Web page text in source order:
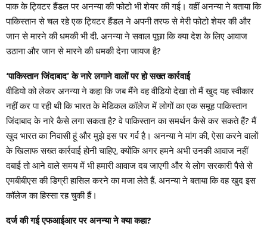
पाक के ट्विटर हैंडल पर अनन्या की फोटो भी शेयर की गई। वहीं अनन्या ने बताया कि
पाकिस्तान से चल रहे एक ट्विटर हैंडल ने अपनी तरफ से मेरी फोटो शेयर की और
जान से मारने की धमकी भी दी. अनन्या ने सवाल पूछा कि क्या देश के लिए आवाज
उठाना और जान से मारने की धमकी देना जायज है?
‘पाकिस्तान जिंदाबाद’ के नारे लगाने वालों पर हो सख्त कार्रवाई
वीडियो को लेकर अनन्या ने कहा कि जब मैंने वह वीडियो देखा तो मैं खुद यह स्वीकार
नहीं कर पा रही थी कि भारत के मेडिकल कॉलेज में लोगों का एक समूह पाकिस्तान
जिंदाबाद के नारे कैसे लगा सकता है? वे पाकिस्तान का समर्थन कैसे कर सकते हैं? मैं
खुद भारत का निवासी हूं और मुझे इस पर गर्व है। अनन्या ने मांग की, ऐसा करने वालों
के खिलाफ सख्त कार्रवाई होनी चाहिए, क्योंकि अगर हमने अभी उनकी आवाज नहीं
दबाई तो आने वाले समय में भी हमारी आवाज दब जाएगी और ये लोग सरकारी पैसे से
एमबीबीएस की डिग्री हासिल करने का मजा लेते हैं. अनन्या ने बताया कि वह खुद इस
कॉलेज का हिस्सा रह चुकी हैं।
दर्ज की गई एफआईआर पर अनन्या ने क्या कहा?